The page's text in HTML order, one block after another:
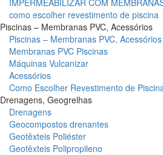
IMPERMEABILIZAR COM
como escolher revestimento de piscina
Piscinas – Membranas PVC, Acessórios
Piscinas – Membranas PVC, Acessórios
Membranas PVC Piscinas
Máquinas Vulcanizar
Acessórios
Como Escolher Revestimento de
Drenagens, Geogrelhas
Drenagens
Geocompostos drenantes
Geotêxteis Poliéster
Geotêxteis Polipropileno